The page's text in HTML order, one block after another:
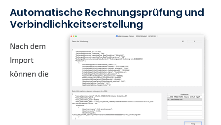
Automatische Rechnungsprüfung und
Verbindlichkeitserstellung
Nach dem
Import
können die